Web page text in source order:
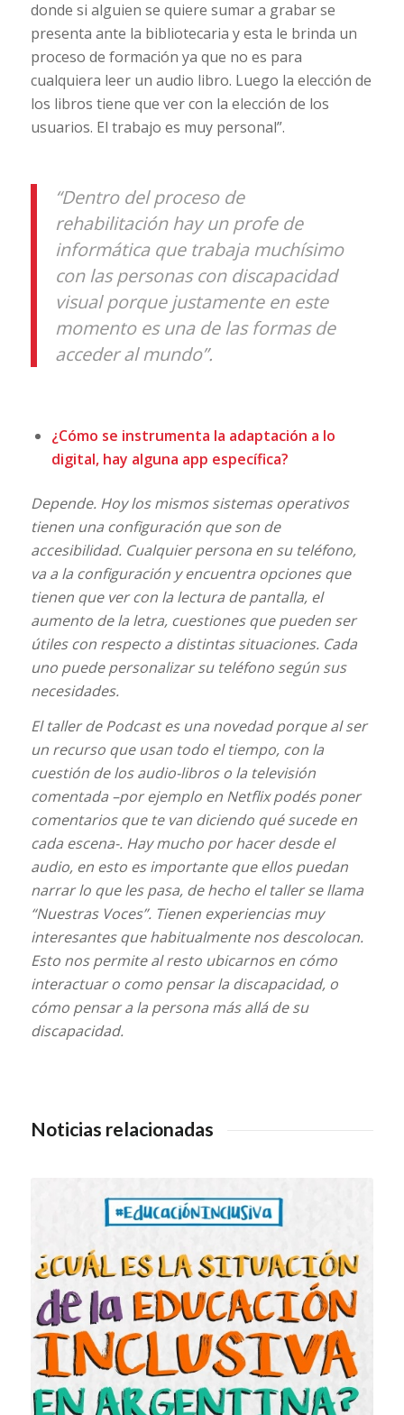
donde si alguien se quiere sumar a grabar se
presenta ante la bibliotecaria y esta le brinda un
proceso de formación ya que no es para
cualquiera leer un audio libro. Luego la elección de
los libros tiene que ver con la elección de los
usuarios. El trabajo es muy personal”.
“Dentro del proceso de
rehabilitación hay un profe de
informática que trabaja muchísimo
con las personas con discapacidad
visual porque justamente en este
momento es una de las formas de
acceder al mundo”.
¿Cómo se instrumenta la adaptación a lo
digital, hay alguna app específica?
Depende. Hoy los mismos sistemas operativos
tienen una configuración que son de
accesibilidad. Cualquier persona en su teléfono,
va a la configuración y encuentra opciones que
tienen que ver con la lectura de pantalla, el
aumento de la letra, cuestiones que pueden ser
útiles con respecto a distintas situaciones. Cada
uno puede personalizar su teléfono según sus
necesidades.
El taller de Podcast es una novedad porque al ser
un recurso que usan todo el tiempo, con la
cuestión de los audio-libros o la televisión
comentada –por ejemplo en Netflix podés poner
comentarios que te van diciendo qué sucede en
cada escena-. Hay mucho por hacer desde el
audio, en esto es importante que ellos puedan
narrar lo que les pasa, de hecho el taller se llama
“Nuestras Voces”. Tienen experiencias muy
interesantes que habitualmente nos descolocan.
Esto nos permite al resto ubicarnos en cómo
interactuar o como pensar la discapacidad, o
cómo pensar a la persona más allá de su
discapacidad.
Noticias relacionadas